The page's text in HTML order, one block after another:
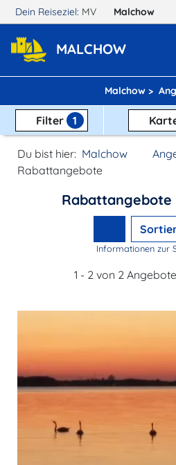
Dein Reiseziel: MV Malchow
MALCHOW
Malchow >
Filter 1
Du bist hier: Malchow
Rabattangebote
Rabattangebote
Informationen zur
1 - 2 von 2